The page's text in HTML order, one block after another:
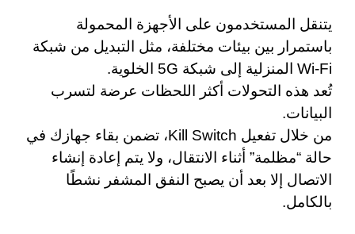
يتنقل المستخدمون على الأجهزة المحمولة
باستمرار بين بيئات مختلفة، مثل التبديل من شبكة
Wi-Fi المنزلية إلى شبكة 5G الخلوية.
تُعد هذه التحولات أكثر اللحظات عرضة لتسرب
البيانات.
من خلال تفعيل Kill Switch، تضمن بقاء جهازك في
حالة “مظلمة” أثناء الانتقال، ولا يتم إعادة إنشاء
الاتصال إلا بعد أن يصبح النفق المشفر نشطًا
بالكامل.